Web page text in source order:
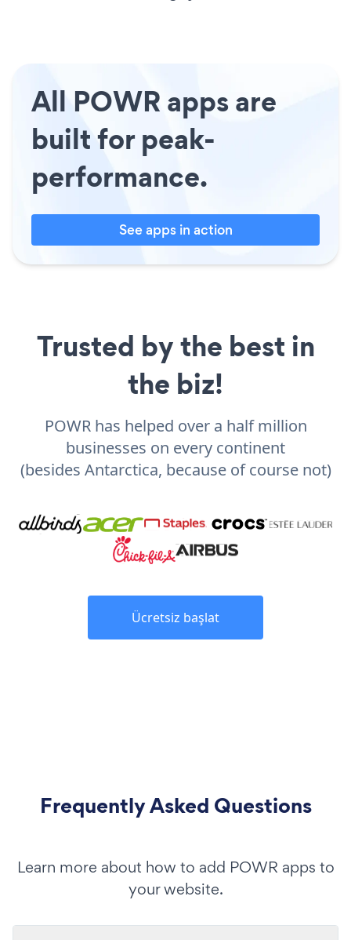
All POWR apps are
built for peak-
performance.
See apps in action
Trusted by the best in
the biz!
POWR has helped over a half million
businesses on every continent
(besides Antarctica, because of course not)
Ücretsiz başlat
Frequently Asked Questions
Learn more about how to add POWR apps to
your website.